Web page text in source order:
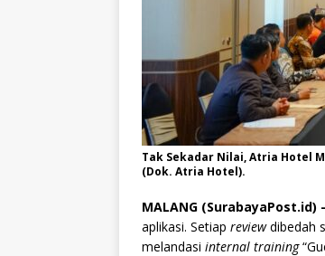
Tak Sekadar Nilai, Atria Hotel
(Dok. Atria Hotel).
MALANG (SurabayaPost.id)
aplikasi. Setiap reviewdibedah
melandasi internal training